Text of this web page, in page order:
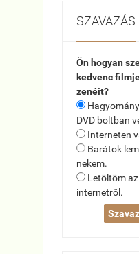
SZAVAZÁS
Ön hogyan
kedvenc
zenéit?
DVD boltban
Interneten
Barátok
nekem.
Letöltöm az
internetről.